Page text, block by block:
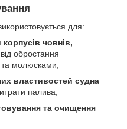
для:
корпусів човнів,
від обростання
та молюсками;
властивостей судна
палива;
та очищення